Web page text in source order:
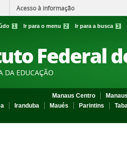
Acesso à informação
1 Ir para o menu 2 Ir para a busca 3
Federal
DA EDUCAÇÃO
Manaus Centro
Iranduba Maués Parintins